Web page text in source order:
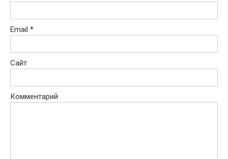
Email *
Сайт
Комментарий